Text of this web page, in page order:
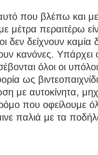
που βλέπω και με
μέτρα περαιτέρω
δεν δείχνουν
κανόνες. Υπάρχει
όλοι οι
ως
με αυτοκίνητα,
που οφείλουμε
παλιά με τα